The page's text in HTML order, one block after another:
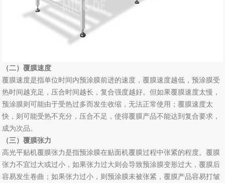
（二）覆膜速度
覆膜速度是指单位时间内预涂膜前进的速度，覆膜速度越低，预涂膜受
热时间越充足，压合时间越长，复合强度越好。但如果覆膜速度太慢，
预涂膜则可能由于受热过多而发生收缩，无法正常使用；覆膜速度太
快，则可能受热不充分，压合不足，使得覆膜产品不能达到复合要求，
成为次品。
（三）覆膜张力
高光平贴机覆膜张力是指预涂膜在贴面机覆膜过程中张紧的程度。覆膜
张力不宜过大或过小，如果张力过大则会导致预涂膜变形过大，覆膜后
容易发生卷曲；如果张力过小，则预涂膜未被张紧，覆膜产品容易打皱